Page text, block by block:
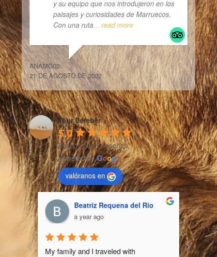
y su equipo que nos introdujeron en los
paisajes y curiosidades de Marruecos.
Con una ruta... read more
ANAMG02
21 DE AGOSTO DE 2022
Tour Bereber
5.0
Basado en 47 reseñas.
powered byGoogle
valóranos en
Beatriz Requena del Río
a year ago
My family and I traveled with